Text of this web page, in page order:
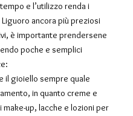
e l’utilizzo renda i
ancora più preziosi
è importante prendersene
poche e semplici
il gioiello sempre quale
in quanto creme e
up, lacche e lozioni per